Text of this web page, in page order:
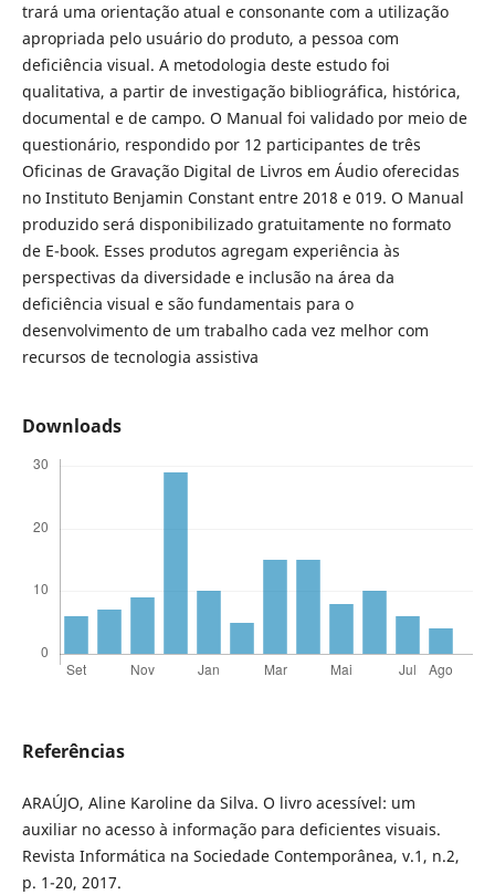
trará uma orientação atual e consonante com a utilização
apropriada pelo usuário do produto, a pessoa com
deficiência visual. A metodologia deste estudo foi
qualitativa, a partir de investigação bibliográfica, histórica,
documental e de campo. O Manual foi validado por meio de
questionário, respondido por 12 participantes de três
Oficinas de Gravação Digital de Livros em Áudio oferecidas
no Instituto Benjamin Constant entre 2018 e 019. O Manual
produzido será disponibilizado gratuitamente no formato
de E-book. Esses produtos agregam experiência às
perspectivas da diversidade e inclusão na área da
deficiência visual e são fundamentais para o
desenvolvimento de um trabalho cada vez melhor com
recursos de tecnologia assistiva
Downloads
Referências
ARAÚJO, Aline Karoline da Silva. O livro acessível: um
auxiliar no acesso à informação para deficientes visuais.
Revista Informática na Sociedade Contemporânea, v.1, n.2,
p. 1-20, 2017.